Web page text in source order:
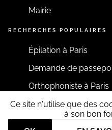
Mairie
RECHERCHES POPULAIRES
Épilation à Paris
Demande de
Orthophoniste à Paris
RESTONS CONNECTÉS
Ce site n'utilise que des
à son bon